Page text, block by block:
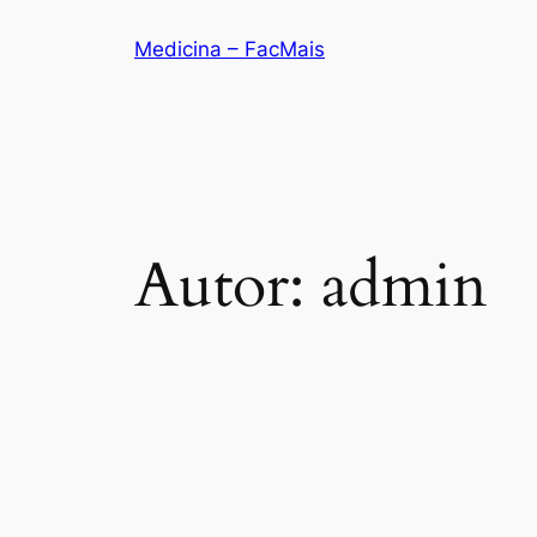
Medicina – FacMais
Autor: admin